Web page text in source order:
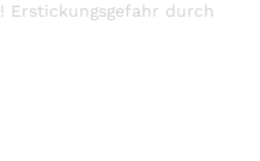
Erstickungsgefahr durch